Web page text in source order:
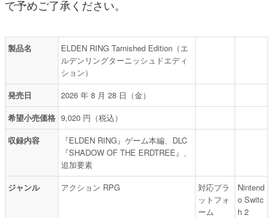
で予めご了承ください。
製品名
ELDEN RING Tarnished Edition（エ
ルデンリングターニッシュドエディ
ション）
発売日
2026 年 8 月 28 日（金）
希望小売価格 9,020 円（税込）
収録内容
『ELDEN RING』ゲーム本編、DLC
『SHADOW OF THE ERDTREE』、
追加要素
ジャンル
アクション RPG
対応プラ
ットフォ
ーム
Nintend
o Switc
h 2